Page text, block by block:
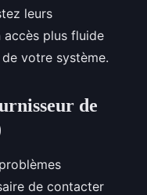
leurs
plus fluide
votre système.
de
de contacter